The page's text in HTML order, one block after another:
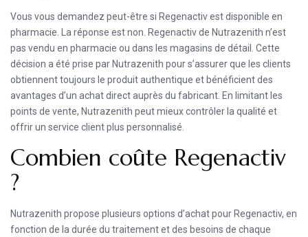
Vous vous demandez peut-être si Regenactiv est disponible en
pharmacie. La réponse est non. Regenactiv de Nutrazenith n’est
pas vendu en pharmacie ou dans les magasins de détail. Cette
décision a été prise par Nutrazenith pour s’assurer que les clients
obtiennent toujours le produit authentique et bénéficient des
avantages d’un achat direct auprès du fabricant. En limitant les
points de vente, Nutrazenith peut mieux contrôler la qualité et
offrir un service client plus personnalisé.
Combien coûte Regenactiv
?
Nutrazenith propose plusieurs options d’achat pour Regenactiv, en
fonction de la durée du traitement et des besoins de chaque